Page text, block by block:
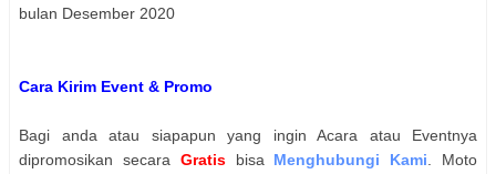
bulan Desember 2020
Cara Kirim Event & Promo
Bagi anda atau siapapun yang ingin Acara atau Eventnya
dipromosikan secara Gratisbisa Menghubungi Kami . Moto